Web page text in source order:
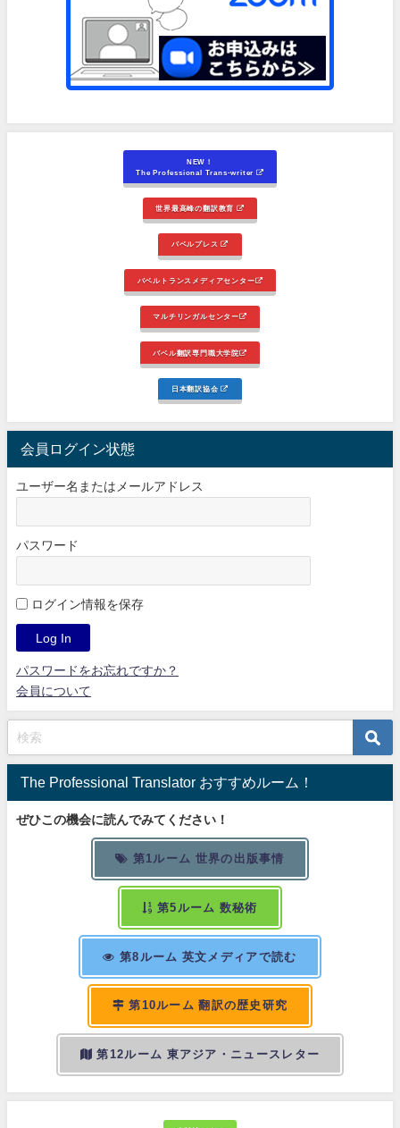
NEW！
The Professional Trans-writer
世界最高峰の翻訳教育
バベルプレス
バベルトランスメディアセンター
マルチリンガルセンター
バベル翻訳専門職大学院
日本翻訳協会
会員ログイン状態
ユーザー名またはメールアドレス
パスワード
ログイン情報を保存
パスワードをお忘れですか？
会員について
The Professional Translator おすすめルーム！
ぜひこの機会に読んでみてください！
第1ルーム 世界の出版事情
第5ルーム 数秘術
第8ルーム 英文メディアで読む
第10ルーム 翻訳の歴史研究
第12ルーム 東アジア・ニュースレター